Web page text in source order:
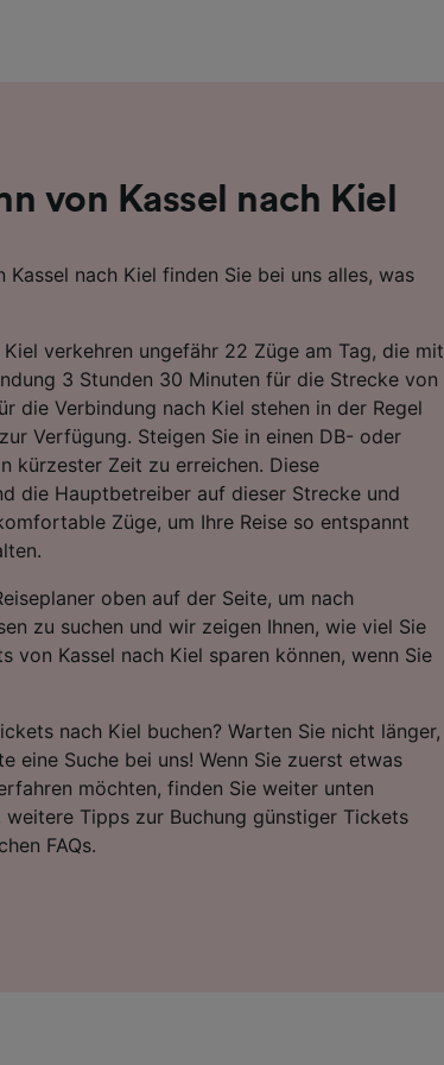
von Kassel nach Kiel
Kassel nach Kiel finden Sie bei uns alles, was
verkehren ungefähr 22 Züge am Tag, die mit
3 Stunden 30 Minuten für die Strecke von
die Verbindung nach Kiel stehen in der Regel
Verfügung. Steigen Sie in einen DB- oder
kürzester Zeit zu erreichen. Diese
die Hauptbetreiber auf dieser Strecke und
Züge, um Ihre Reise so entspannt
oben auf der Seite, um nach
zu suchen und wir zeigen Ihnen, wie viel Sie
von Kassel nach Kiel sparen können, wenn Sie
nach Kiel buchen? Warten Sie nicht länger,
eine Suche bei uns! Wenn Sie zuerst etwas
möchten, finden Sie weiter unten
weitere Tipps zur Buchung günstiger Tickets
FAQs.